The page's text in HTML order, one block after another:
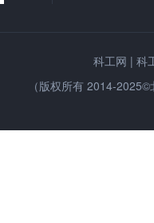
科工网 | 科
（版权所有 2014-